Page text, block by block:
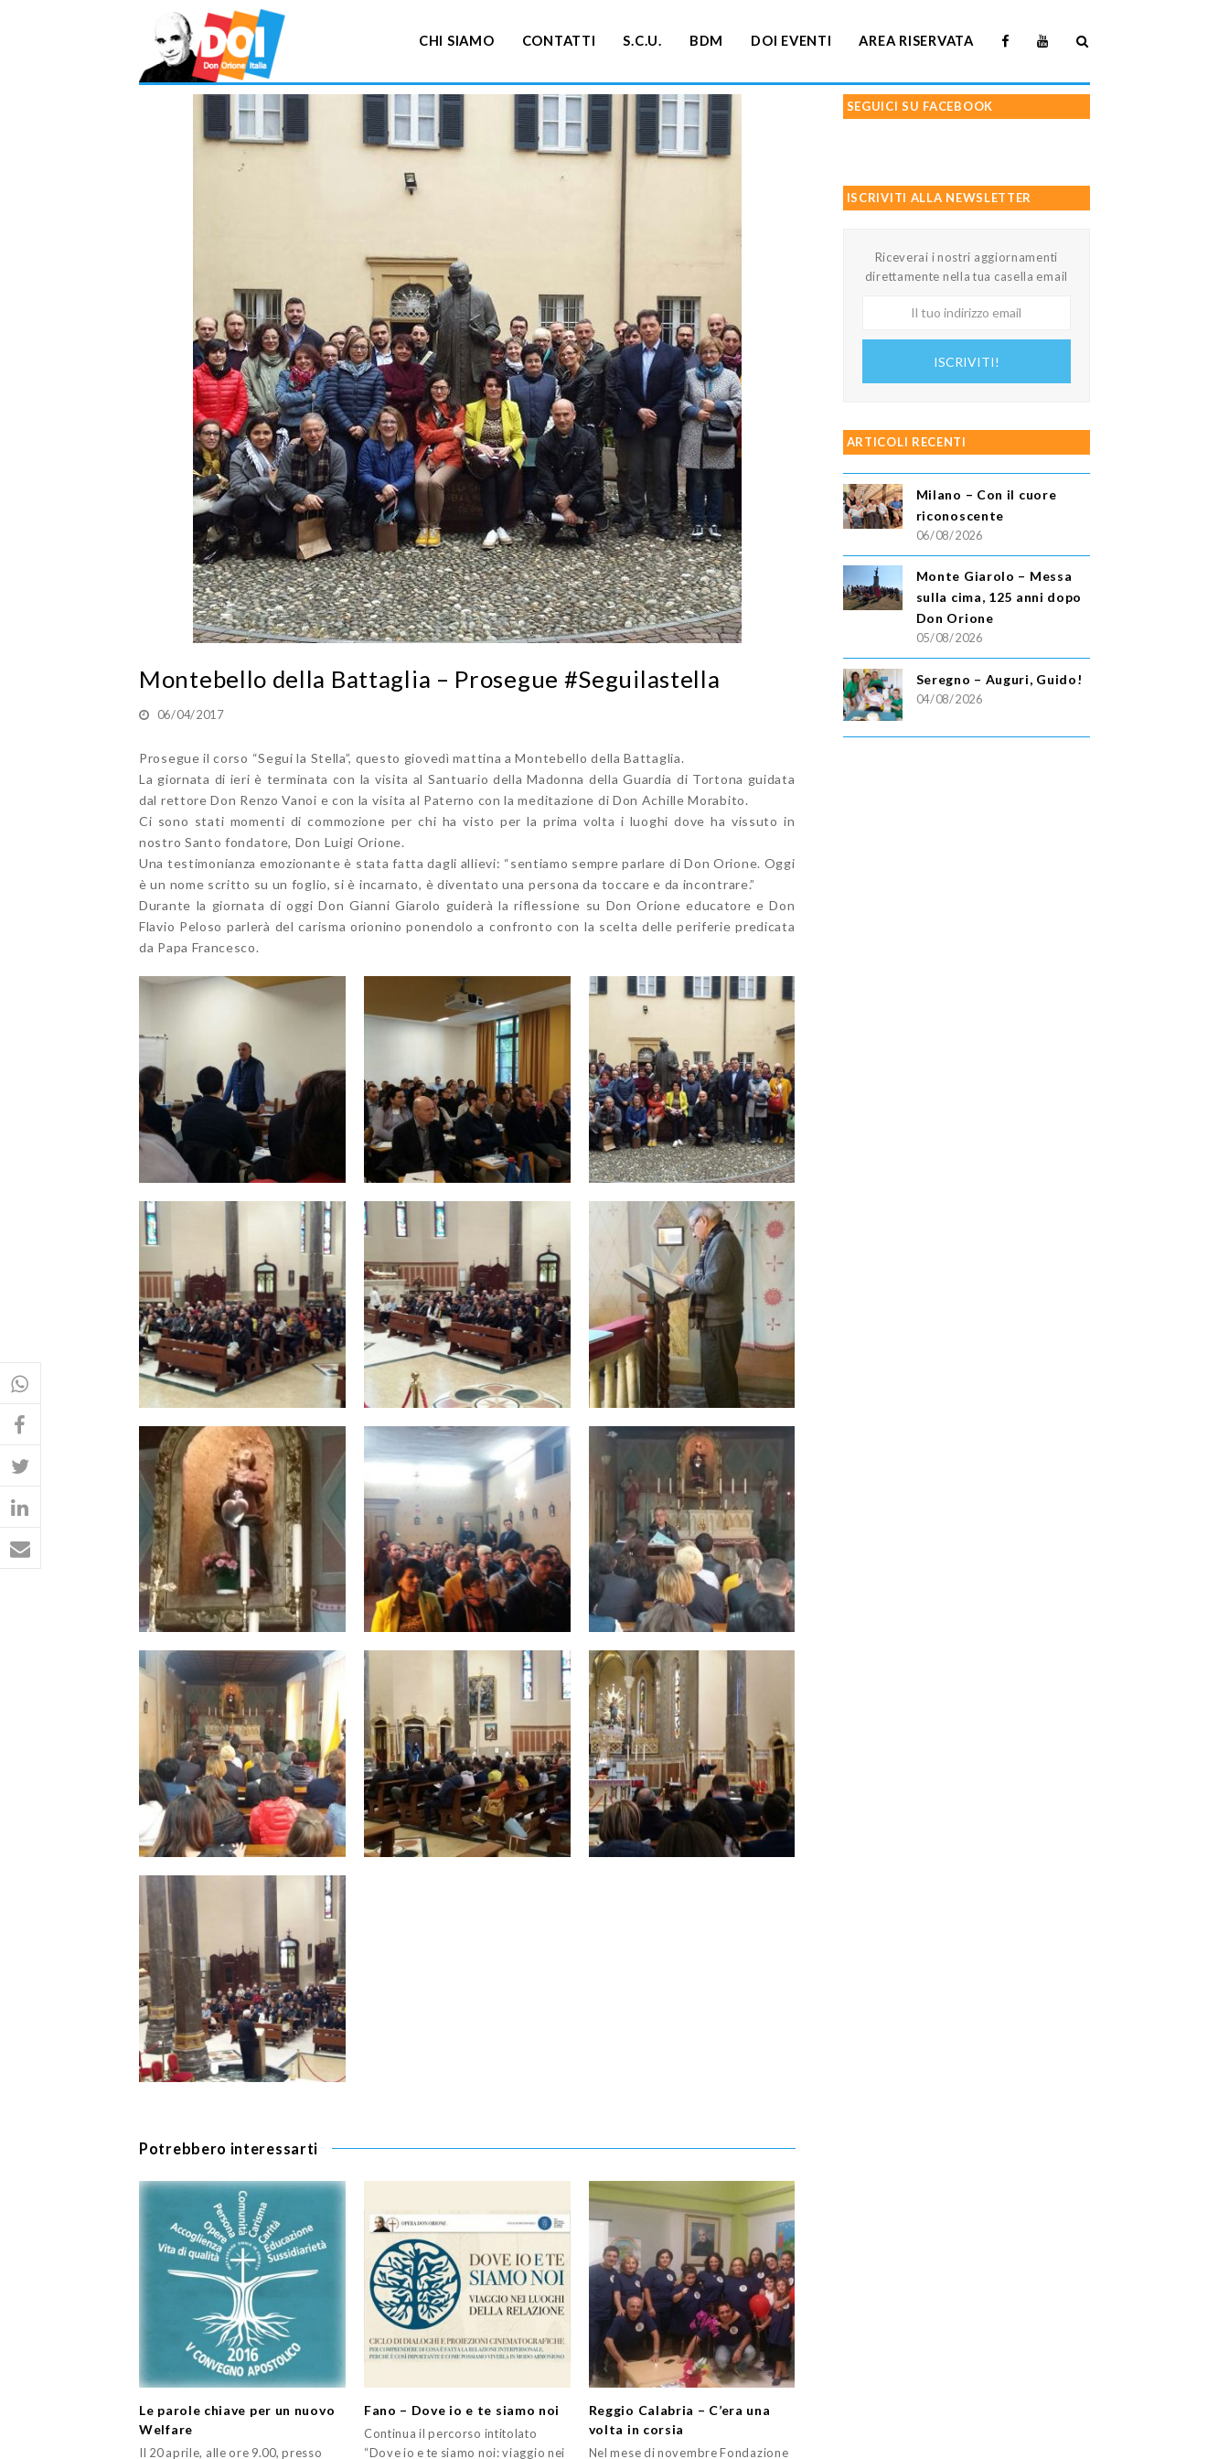
CHI SIAMO CONTATTI S.C.U. BDM DOI EVENTI AREA RISERVATA
Montebello della Battaglia – Prosegue #Seguilastella
06/04/2017
Prosegue il corso “Segui la Stella”, questo giovedì mattina a Montebello della Battaglia.
La giornata di ieri è terminata con la visita al Santuario della Madonna della Guardia di Tortona guidata
dal rettore Don Renzo Vanoi e con la visita al Paterno con la meditazione di Don Achille Morabito.
Ci sono stati momenti di commozione per chi ha visto per la prima volta i luoghi dove ha vissuto in
nostro Santo fondatore, Don Luigi Orione.
Una testimonianza emozionante è stata fatta dagli allievi: “sentiamo sempre parlare di Don Orione. Oggi
è un nome scritto su un foglio, si è incarnato, è diventato una persona da toccare e da incontrare.”
Durante la giornata di oggi Don Gianni Giarolo guiderà la riflessione su Don Orione educatore e Don
Flavio Peloso parlerà del carisma orionino ponendolo a confronto con la scelta delle periferie predicata
da Papa Francesco.
Potrebbero interessarti
Le parole chiave per un nuovo
Welfare
Il 20 aprile, alle ore 9.00, presso
Fano – Dove io e te siamo noi
Continua il percorso intitolato
“Dove io e te siamo noi: viaggio nei
Reggio Calabria – C’era una
volta in corsia
Nel mese di novembre Fondazione
SEGUICI SU FACEBOOK
ISCRIVITI ALLA NEWSLETTER
Riceverai i nostri aggiornamenti
direttamente nella tua casella email
ISCRIVITI!
ARTICOLI RECENTI
Milano – Con il cuore
riconoscente
06/08/2026
Monte Giarolo – Messa
sulla cima, 125 anni dopo
Don Orione
05/08/2026
Seregno – Auguri, Guido!
04/08/2026